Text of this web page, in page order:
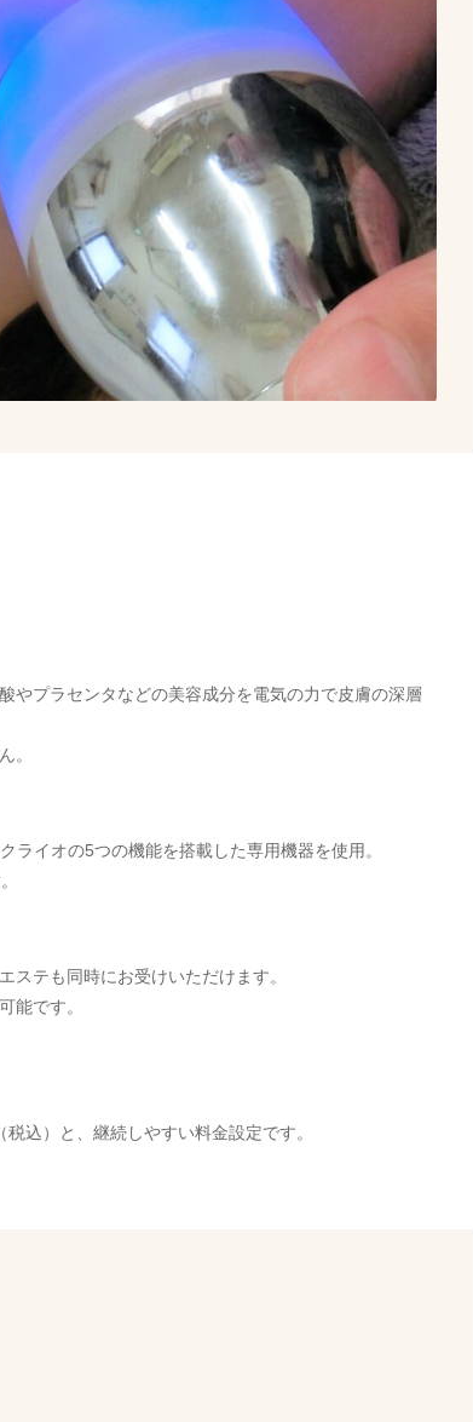
やプラセンタなどの美容成分を電気の力で皮膚の深層
。
ライオの5つの機能を搭載した専用機器を使用。
ステも同時にお受けいただけます。
能です。
込）と、継続しやすい料金設定です。